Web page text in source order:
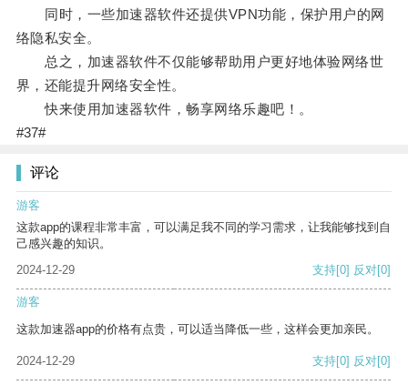
同时，一些加速器软件还提供VPN功能，保护用户的网
络隐私安全。
总之，加速器软件不仅能够帮助用户更好地体验网络世
界，还能提升网络安全性。
快来使用加速器软件，畅享网络乐趣吧！。
#37#
评论
游客
这款app的课程非常丰富，可以满足我不同的学习需求，让我能够找到自
己感兴趣的知识。
2024-12-29
支持[0] 反对[0]
游客
这款加速器app的价格有点贵，可以适当降低一些，这样会更加亲民。
2024-12-29 支持[0] 反对[0]